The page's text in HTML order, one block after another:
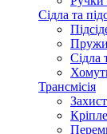
Сідла та
Сідла
Трансмісія